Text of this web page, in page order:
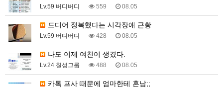
Lv.59 버디버디 559 08.05
드디어 정복했다는 시각장애 근황
Lv.59 버디버디 428 08.05
나도 이제 여친이 생겼다.
Lv.24 칠성그룹 488 08.05
카톡 프사 때문에 엄마한테 혼남;;